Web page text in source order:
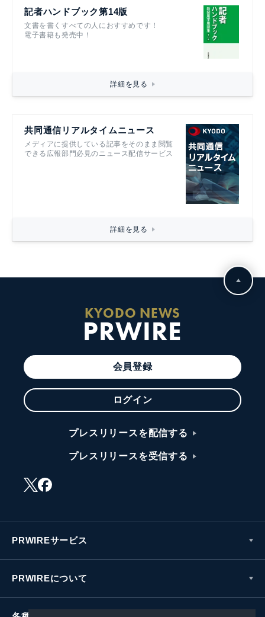
記者ハンドブック第14版
文書を書くすべての人におすすめです！
電子書籍も発売中！
詳細を見る
共同通信リアルタイムニュース
メディアに提供している記事をそのまま閲覧
できる広報部門必見のニュース配信サービス
詳細を見る
KYODO NEWS
PRWIRE
会員登録
ログイン
プレスリリースを配信する
プレスリリースを受信する
PRWIREサービス
PRWIREについて